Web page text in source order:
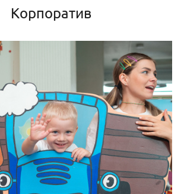
Корпоратив